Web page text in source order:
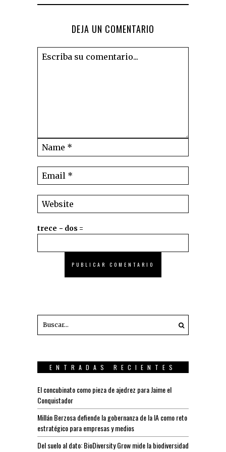
DEJA UN COMENTARIO
trece − dos =
ENTRADAS RECIENTES
El concubinato como pieza de ajedrez para Jaime el
Conquistador
Millán Berzosa defiende la gobernanza de la IA como reto
estratégico para empresas y medios
Del suelo al dato: BioDiversity Grow mide la biodiversidad